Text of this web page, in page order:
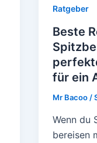
Ratgeber
Beste
für ein
Mr Bacoo /
Wenn du
bereisen